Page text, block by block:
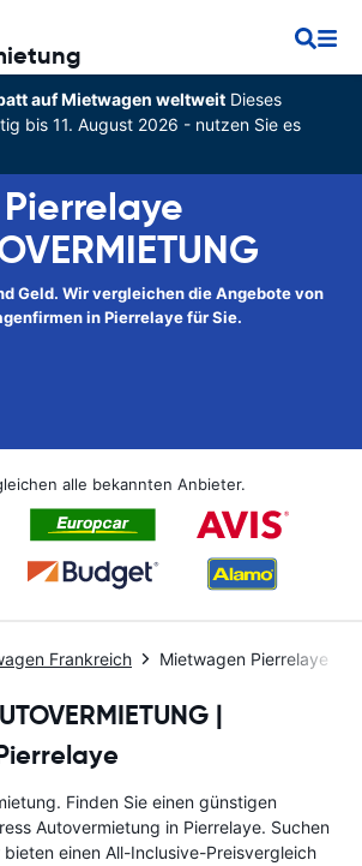
auf Mietwagen weltweitDieses
bis 11. August 2026 - nutzen Sie es
Pierrelaye
Geld. Wir vergleichen die Angebote von
in Pierrelaye für Sie.
alle bekannten Anbieter.
Frankreich Mietwagen Pierrelaye
|
Finden Sie einen günstigen
Autovermietung in Pierrelaye. Suchen
einen All-Inclusive-Preisvergleich